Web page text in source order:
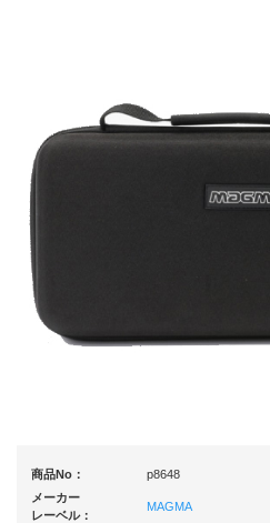
商品No：
p8648
メーカー
レーベル：
MAGMA